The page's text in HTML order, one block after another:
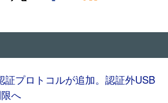
証プロトコルが追加。認証外USB
へ